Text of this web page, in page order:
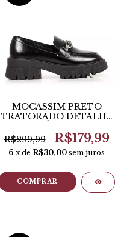
MOCASSIM PRETO
TRATORADO DETALHE
R$299,99
R$179,99
6 x de R$30,00 sem juros
COMPRAR